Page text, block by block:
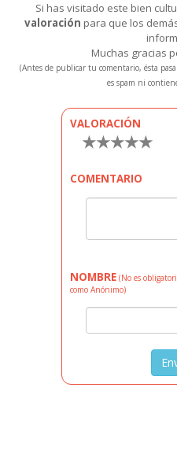
Si has visitado este bien
valoración para que los
Muchas gracias
(Antes de publicar tu comentario, ésta
es spam ni
VALORACIÓN
★
★
★
★
★
COMENTARIO
NOMBRE (No es
como Anónimo)